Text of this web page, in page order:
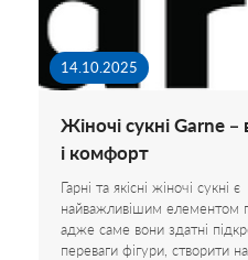
14.10.2025
Жіночі сукні Garne
і комфорт
Гарні та якісні жіночі сукні є
найважливішим елементом
адже саме вони здатні
переваги фігури, створити